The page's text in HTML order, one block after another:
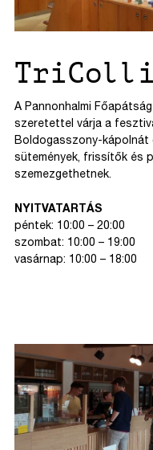
A Pannonhalmi
szeretettel várja a
Boldogasszony-kápolnát
sütemények, frissítők és
szemezgethetnek.
NYITVATARTÁS
péntek: 10:00 – 20:00
szombat: 10:00 – 19:00
vasárnap: 10:00 – 18:00